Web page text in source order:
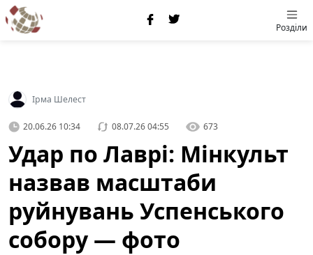
Розділи
Ірма Шелест
20.06.26 10:34 08.07.26 04:55 673
Удар по Лаврі: Мінкульт
назвав масштаби
руйнувань Успенського
собору — фото